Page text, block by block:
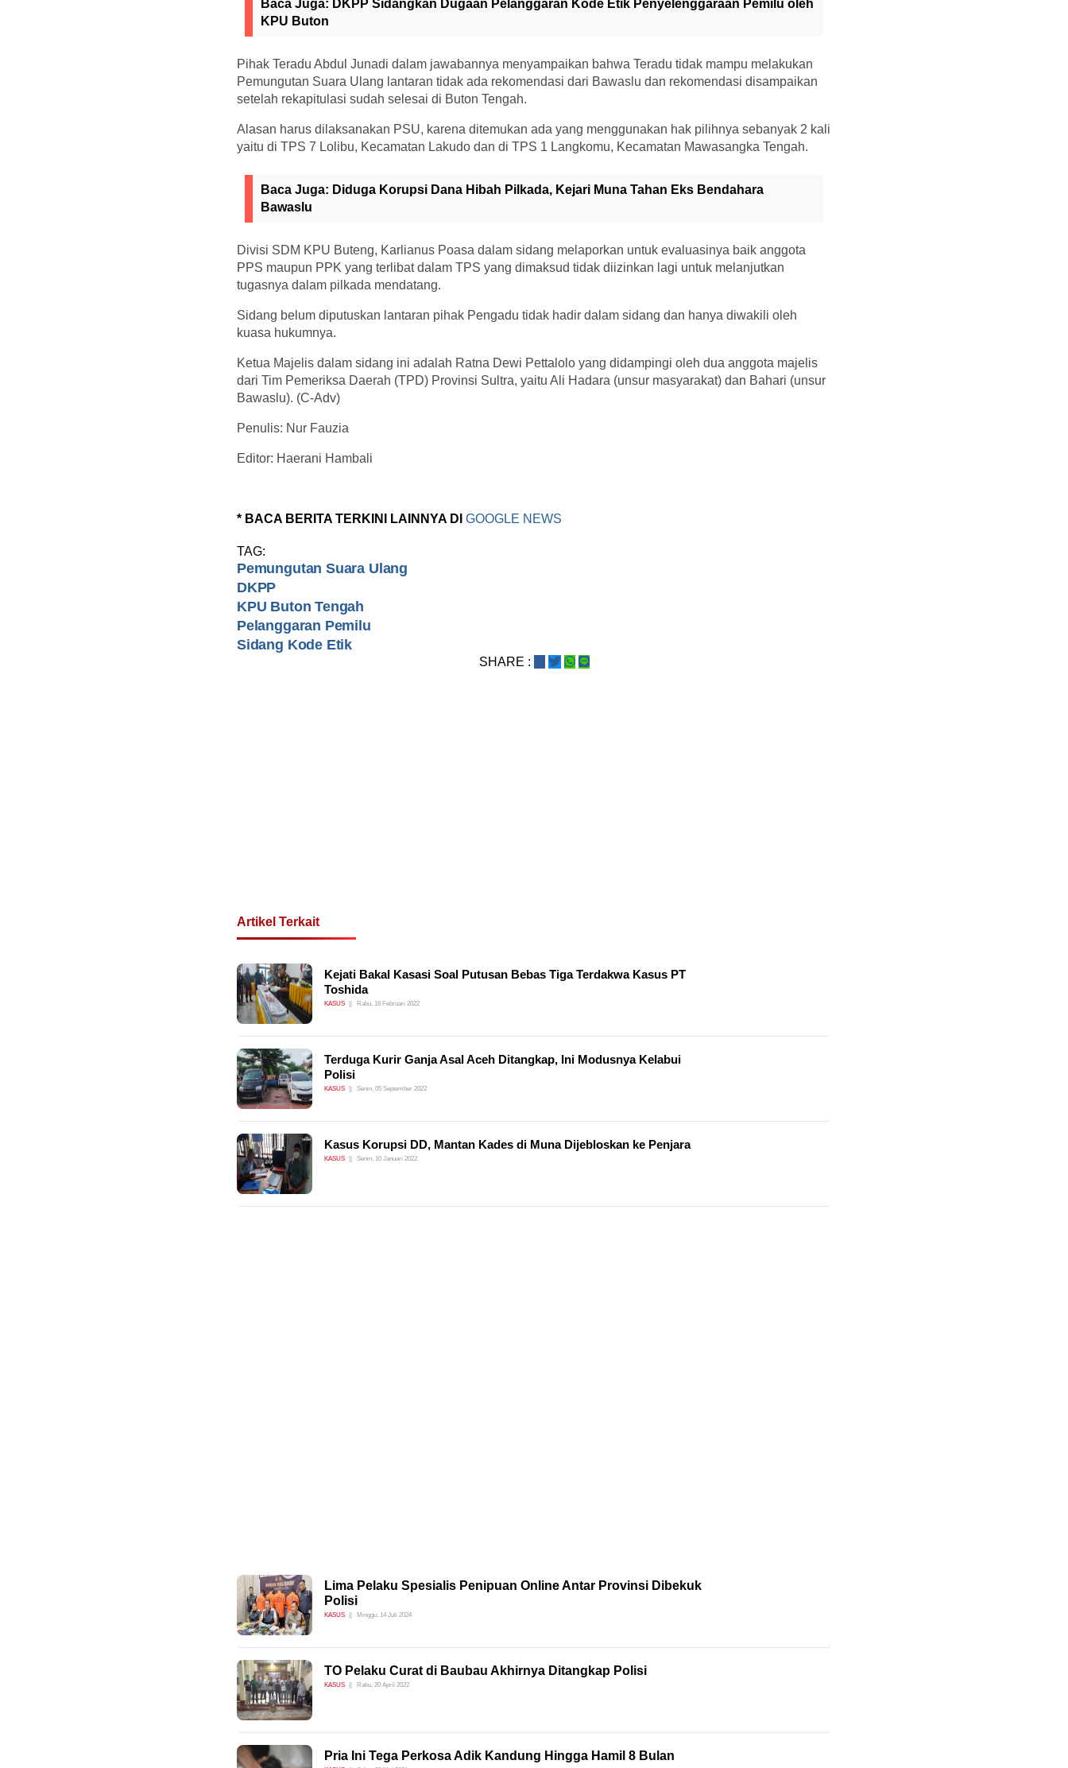
Baca Juga: DKPP Sidangkan Dugaan Pelanggaran Kode Etik Penyelenggaraan Pemilu oleh
KPU Buton
Pihak Teradu Abdul Junadi dalam jawabannya menyampaikan bahwa Teradu tidak mampu melakukan
Pemungutan Suara Ulang lantaran tidak ada rekomendasi dari Bawaslu dan rekomendasi disampaikan
setelah rekapitulasi sudah selesai di Buton Tengah.
Alasan harus dilaksanakan PSU, karena ditemukan ada yang menggunakan hak pilihnya sebanyak 2 kali
yaitu di TPS 7 Lolibu, Kecamatan Lakudo dan di TPS 1 Langkomu, Kecamatan Mawasangka Tengah.
Baca Juga: Diduga Korupsi Dana Hibah Pilkada, Kejari Muna Tahan Eks Bendahara
Bawaslu
Divisi SDM KPU Buteng, Karlianus Poasa dalam sidang melaporkan untuk evaluasinya baik anggota
PPS maupun PPK yang terlibat dalam TPS yang dimaksud tidak diizinkan lagi untuk melanjutkan
tugasnya dalam pilkada mendatang.
Sidang belum diputuskan lantaran pihak Pengadu tidak hadir dalam sidang dan hanya diwakili oleh
kuasa hukumnya.
Ketua Majelis dalam sidang ini adalah Ratna Dewi Pettalolo yang didampingi oleh dua anggota majelis
dari Tim Pemeriksa Daerah (TPD) Provinsi Sultra, yaitu Ali Hadara (unsur masyarakat) dan Bahari (unsur
Bawaslu). (C-Adv)
Penulis: Nur Fauzia
Editor: Haerani Hambali
* BACA BERITA TERKINI LAINNYA DI GOOGLE NEWS
TAG:
Pemungutan Suara Ulang
DKPP
KPU Buton Tengah
Pelanggaran Pemilu
Sidang Kode Etik
SHARE :
Artikel Terkait
Kejati Bakal Kasasi Soal Putusan Bebas Tiga Terdakwa Kasus PT
Toshida
KASUS Rabu, 16 Februari 2022
Terduga Kurir Ganja Asal Aceh Ditangkap, Ini Modusnya Kelabui
Polisi
KASUS Senin, 05 September 2022
Kasus Korupsi DD, Mantan Kades di Muna Dijebloskan ke Penjara
KASUS Senin, 10 Januari 2022
Lima Pelaku Spesialis Penipuan Online Antar Provinsi Dibekuk
Polisi
KASUS Minggu, 14 Juli 2024
TO Pelaku Curat di Baubau Akhirnya Ditangkap Polisi
KASUS Rabu, 20 April 2022
Pria Ini Tega Perkosa Adik Kandung Hingga Hamil 8 Bulan